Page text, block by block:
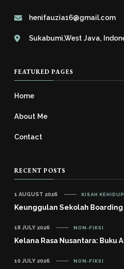
henifauzia16@gmail.com
Sukabumi,West Java,
FEATURED PAGES
Home
About Me
Contact
RECENT POSTS
KISAH
Keunggulan Sekolah Boarding
1 AUGUST 2026
NON-FIKSI
Kelana Rasa Nusantara: Buku
18 JULY 2026
NON-FIKSI
10 JULY 2026